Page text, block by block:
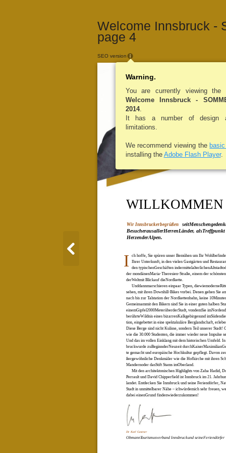
Welcome Innsbruck -
page 4
WILLKOMMEN
I
ch hoffe, Sie spüren unser Bemühen um Ihr
Ihrer Unterkunft, in den vielen Gastgärten und
den typischenGeschäften
der mondänenMaria-Theresien-Straße, einem der
derWeltmit Blickauf dieNordkette.
Unddannmarschieren einpaar Typen,
sehen, mit ihren Downhill-Bikes vorbei. Denen gehen Sie
nach bis zur Talstation der Nordkettenbahn, keine
Gemeinsammit den Bikern sind Sie in einer guten halben
einemGipfel2000MeterüberderStadt, vondemSie
berührteWildnis eines bizarrenKalkgebirgesund
tion, eingebettet in eine spektakuläre Berglandschaft,
Diese Berge sind nicht Kulisse, sondern Teil unserer Stadt!
wie die 30.000 Studenten, die immer wieder neue Impulse
Und das im vollen Einklang mit dem historischen Umfeld.
bruckwurde zuBeginnderNeuzeit
te gemacht und europäische Hochkultur gepflegt. Davon
ßergewöhnliche Denkmäler wie die Hofkirche mit ihren
Mandernoder dasStift Stams imOberland.
Mit den architektonischen Highlights von Zaha Hadid,
Perrault und David Chipperfield ist Innsbruck im 21.
landet. Entdecken Sie Innsbruck und seine Feriendörfer,
Stadt in unmittelbarer Nähe – ichwürdemich sehr freuen,
dabei einenGrund findenwiederzukommen!
Dr. Karl Gostner
ObmannTourismusverband Innsbruckund seineFeriendörfer
Wir Innsbruckerbegrüßen
BesucherausallerHerrenLänder,
HerzenderAlpen.
SEO version
Warning.
You are currently viewing the
Welcome Innsbruck -
2014.
It has a number of design
limitations.
We recommend viewing the
installing the Adobe Flash Player.